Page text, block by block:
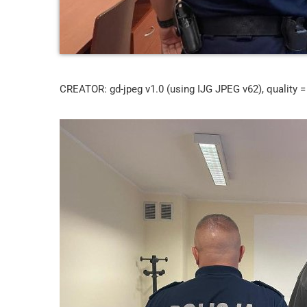
CREATOR: gd-jpeg v1.0 (using IJG JPEG v62), quality